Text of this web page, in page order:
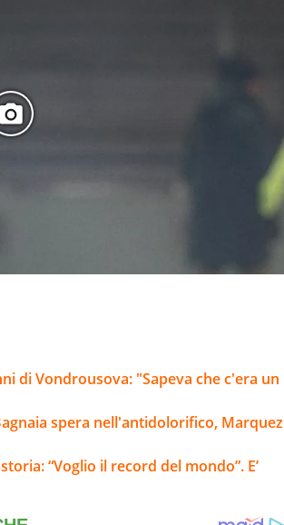
di Vondrousova: "Sapeva che c'era un
spera nell'antidolorifico, Marquez
“Voglio il record del mondo”. E’